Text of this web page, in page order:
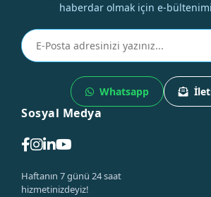
haberdar olmak için e-
Whatsapp
Sosyal Medya
Haftanın 7 günü 24 saat
hizmetinizdeyiz!